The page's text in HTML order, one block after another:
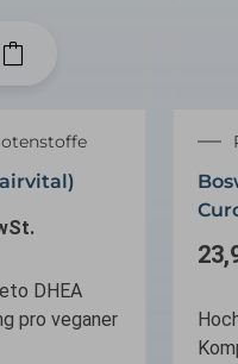
DHEA
pro veganer